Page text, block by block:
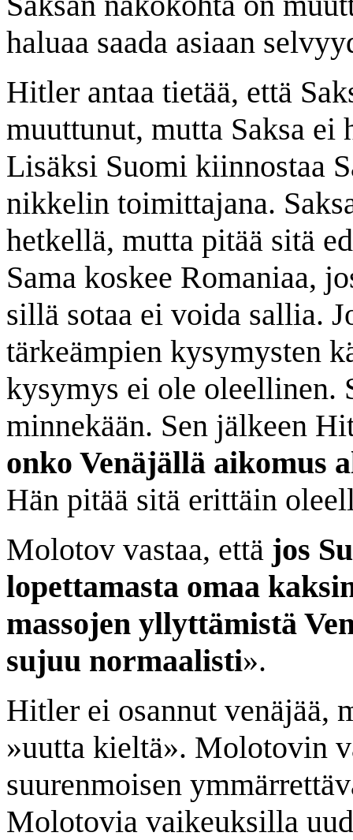
haluaa saada asiaan
Hitler antaa tietää, että
muuttunut, mutta Saksa ei
Lisäksi Suomi kiinnostaa
nikkelin toimittajana.
hetkellä, mutta pitää sitä
Sama koskee Romaniaa,
sillä sotaa ei voida sallia.
tärkeämpien kysymysten
kysymys ei ole oleellinen.
minnekään. Sen jälkeen
onko Venäjällä aikomus
Hän pitää sitä erittäin
Molotov vastaa, että jos
lopettamasta omaa
massojen yllyttämistä
sujuu normaalisti».
Hitler ei osannut venäjää,
»uutta kieltä». Molotovin
suurenmoisen
Molotovia vaikeuksilla